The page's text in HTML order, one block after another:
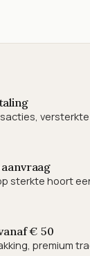
versterkte
sterkte hoort
€ 50
premium